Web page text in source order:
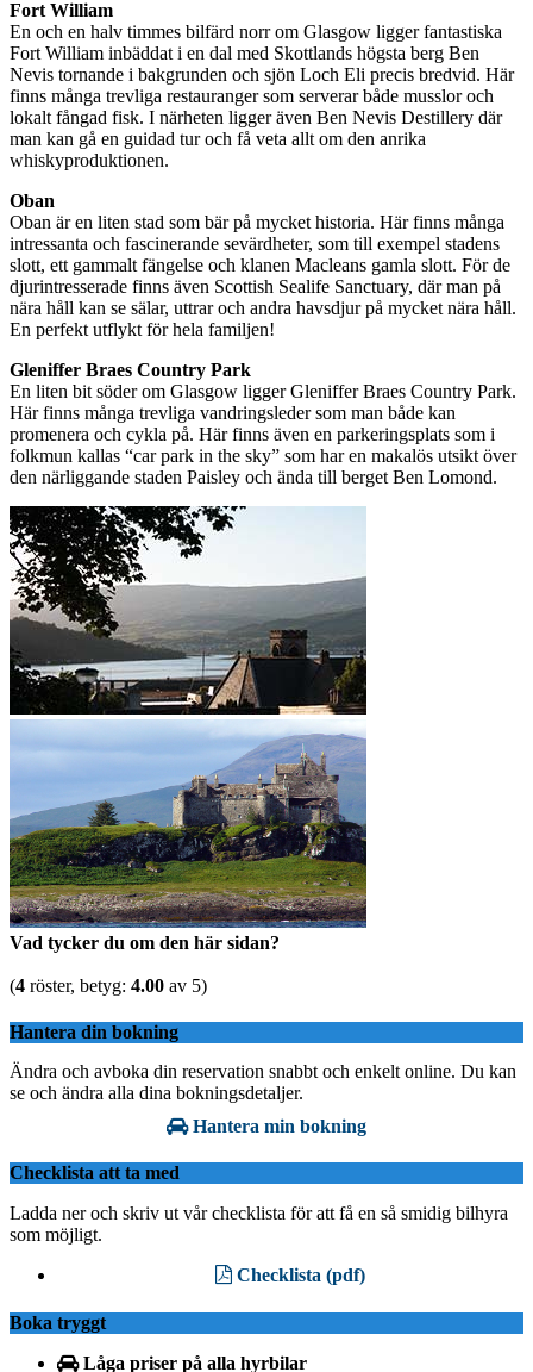
Fort William
En och en halv timmes bilfärd norr om Glasgow ligger fantastiska
Fort William inbäddat i en dal med Skottlands högsta berg Ben
Nevis tornande i bakgrunden och sjön Loch Eli precis bredvid. Här
finns många trevliga restauranger som serverar både musslor och
lokalt fångad fisk. I närheten ligger även Ben Nevis Destillery där
man kan gå en guidad tur och få veta allt om den anrika
whiskyproduktionen.
Oban
Oban är en liten stad som bär på mycket historia. Här finns många
intressanta och fascinerande sevärdheter, som till exempel stadens
slott, ett gammalt fängelse och klanen Macleans gamla slott. För de
djurintresserade finns även Scottish Sealife Sanctuary, där man på
nära håll kan se sälar, uttrar och andra havsdjur på mycket nära håll.
En perfekt utflykt för hela familjen!
Gleniffer Braes Country Park
En liten bit söder om Glasgow ligger Gleniffer Braes Country Park.
Här finns många trevliga vandringsleder som man både kan
promenera och cykla på. Här finns även en parkeringsplats som i
folkmun kallas “car park in the sky” som har en makalös utsikt över
den närliggande staden Paisley och ända till berget Ben Lomond.
Vad tycker du om den här sidan?
(4 röster, betyg: 4.00 av 5)
Hantera din bokning
Ändra och avboka din reservation snabbt och enkelt online. Du kan
se och ändra alla dina bokningsdetaljer.
Hantera min bokning
Checklista att ta med
Ladda ner och skriv ut vår checklista för att få en så smidig bilhyra
som möjligt.
Checklista (pdf)
Boka tryggt
Låga priser på alla hyrbilar